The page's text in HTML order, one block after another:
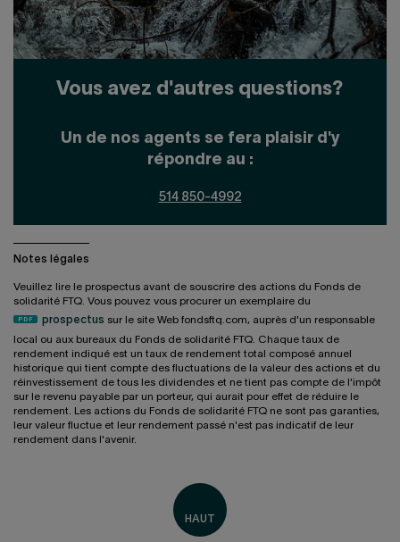
Vous avez d'autres questions?
Un de nos agents se fera plaisir d'y
répondre au :
514 850-4992
Notes légales
Veuillez lire le prospectus avant de souscrire des actions du Fonds de
solidarité FTQ. Vous pouvez vous procurer un exemplaire du
prospectus sur le site Web fondsftq.com, auprès d'un responsable
local ou aux bureaux du Fonds de solidarité FTQ. Chaque taux de
rendement indiqué est un taux de rendement total composé annuel
historique qui tient compte des fluctuations de la valeur des actions et du
réinvestissement de tous les dividendes et ne tient pas compte de l'impôt
sur le revenu payable par un porteur, qui aurait pour effet de réduire le
rendement. Les actions du Fonds de solidarité FTQ ne sont pas garanties,
leur valeur fluctue et leur rendement passé n'est pas indicatif de leur
rendement dans l'avenir.